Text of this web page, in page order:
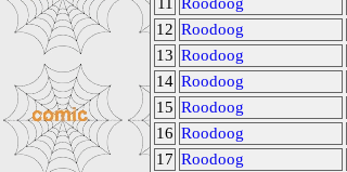
12 Roodoog
13 Roodoog
14 Roodoog
15 Roodoog
16 Roodoog
17 Roodoog